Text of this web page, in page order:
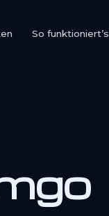
So funktioniert’s